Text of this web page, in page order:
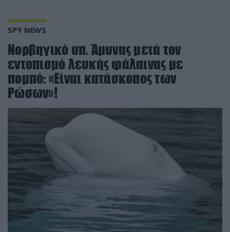
SPY NEWS
Νορβηγικό υπ. Άμυνας μετά τον
εντοπισμό λευκής φάλαινας με
πομπό: «Είναι κατάσκοπος των
Ρώσων»!